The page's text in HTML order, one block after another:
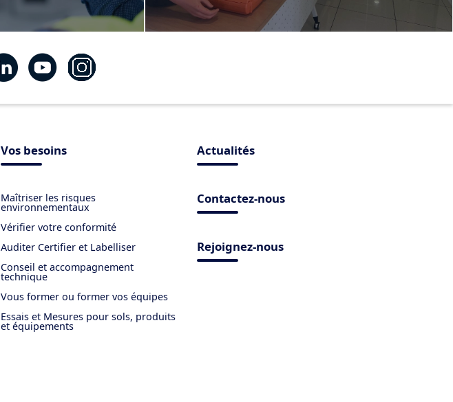
Vos besoins
Maîtriser les risques
environnementaux
Vérifier votre conformité
Auditer Certifier et Labelliser
Conseil et accompagnement
technique
Vous former ou former vos équipes
Essais et Mesures pour sols, produits
et équipements
Actualités
Contactez-nous
Rejoignez-nous